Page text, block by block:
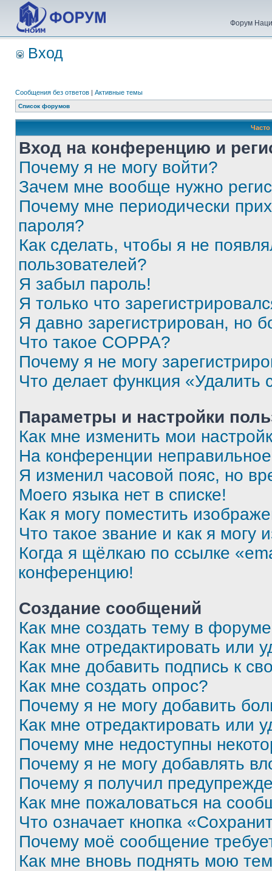
Форум
Вход
Сообщения без ответов | Активные темы
Список форумов
Вход на конференцию и
Почему я не могу войти?
Зачем мне вообще нужно
Почему мне периодически
пароля?
Как сделать, чтобы я не
пользователей?
Я забыл пароль!
Я только что
Я давно зарегистрирован, но
Что такое COPPA?
Почему я не могу
Что делает функция «Удалить
Параметры и настройки
Как мне изменить мои
На конференции
Я изменил часовой пояс, но
Моего языка нет в списке!
Как я могу поместить
Что такое звание и как я могу
Когда я щёлкаю по ссылке
конференцию!
Создание сообщений
Как мне создать тему в
Как мне отредактировать или
Как мне добавить подпись к
Как мне создать опрос?
Почему я не могу добавить
Как мне отредактировать или
Почему мне недоступны
Почему я не могу добавлять
Почему я получил
Как мне пожаловаться на
Что означает кнопка
Почему моё сообщение
Как мне вновь поднять мою